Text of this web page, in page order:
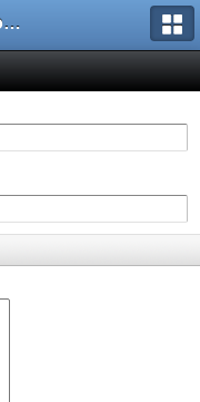
Форум пользователей ООО "Климовская сеть"